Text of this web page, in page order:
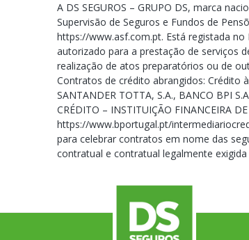
A DS SEGUROS – GRUPO DS, marca
Supervisão de Seguros e Fundos de
https://www.asf.com.pt. Está registada
autorizado para a prestação de serviços
realização de atos preparatórios ou de
Contratos de crédito abrangidos: Crédito
SANTANDER TOTTA, S.A., BANCO BPI
CRÉDITO – INSTITUIÇÃO FINANCEIRA
https://www.bportugal.pt/
para celebrar contratos em nome das
contratual e contratual legalmente exigida